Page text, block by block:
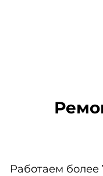
Работаем более